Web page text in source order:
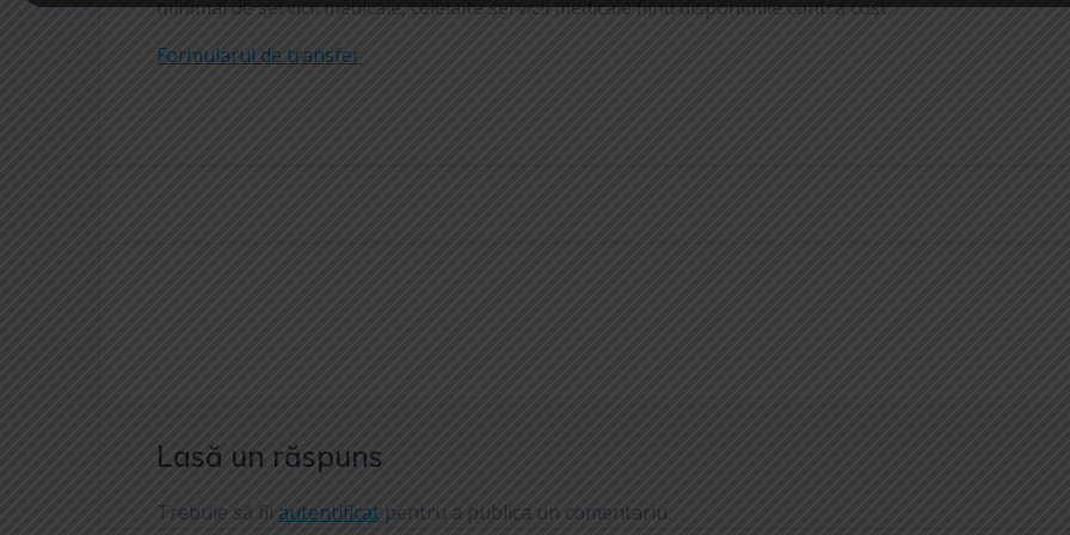
minimal de servicii medicale, celelalte servicii medicale fiind disponimile contra cost.
Formularul de transfer
Lasă un răspuns
Trebuie să fiiautentificat pentru a publica un comentariu.